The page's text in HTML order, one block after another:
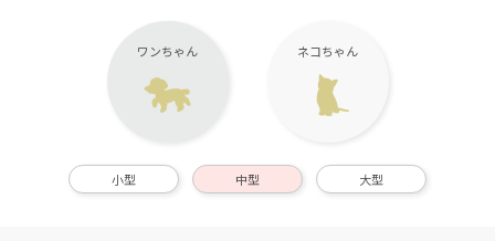
ワンちゃん ネコちゃん
小型 中型 大型